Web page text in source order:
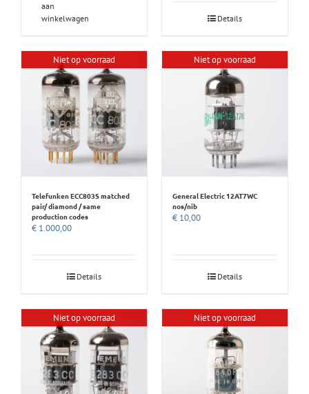
aan
winkelwagen
Details
Niet op voorraad
Telefunken ECC803S matched
pair/ diamond / same
production codes
€ 1.000,00
Details
Niet op voorraad
General Electric 12AT7WC
nos/nib
€ 10,00
Details
Niet op voorraad Niet op voorraad